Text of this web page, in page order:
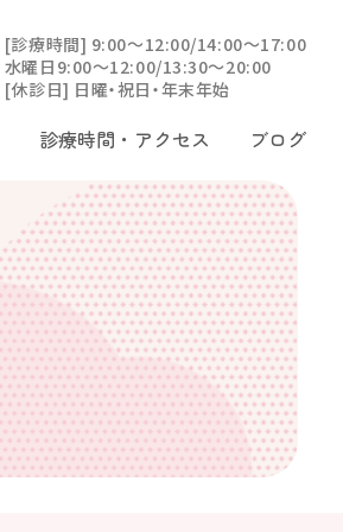
[診療時間] 9:00〜12:00/14:00〜17:00
水曜日9:00〜12:00/13:30〜20:00
[休診日] 日曜・祝日・年末年始
診療時間・アクセス ブログ